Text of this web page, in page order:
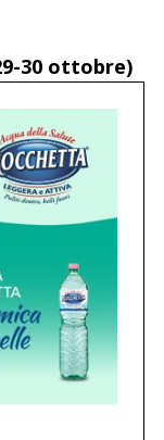
30 ottobre)